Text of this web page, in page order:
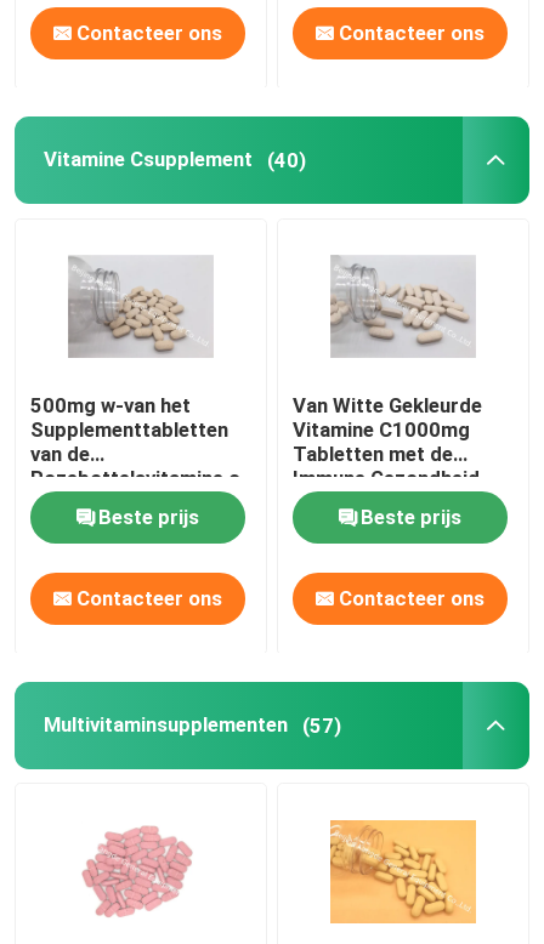
Contacteer ons Contacteer ons
Vitamine Csupplement (40)
500mg w-van het
Supplementtabletten
van de
Rozebottelsvitamine c
Immune de
Gezondheids Anti-
oxyderende
Bescherming CTDA
Beste prijs
Contacteer ons
Van Witte Gekleurde
Vitamine C1000mg
Tabletten met de
Immune Gezondheid
CT1D van de
Rozebottels30mg
Tablet
Beste prijs
Contacteer ons
Multivitaminsupplementen (57)